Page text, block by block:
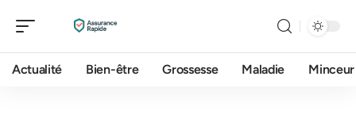
Actualité Bien-être Grossesse Maladie Minceur